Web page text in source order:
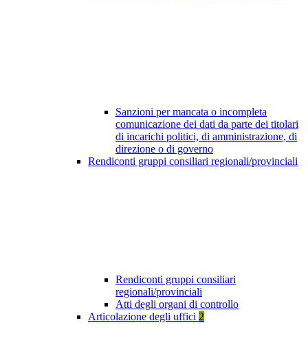
Sanzioni per mancata o incompleta
comunicazione dei dati da parte dei titolari
di incarichi politici, di amministrazione, di
direzione o di governo
Rendiconti gruppi consiliari regionali/provinciali
Rendiconti gruppi consiliari
regionali/provinciali
Atti degli organi di controllo
Articolazione degli uffici 2